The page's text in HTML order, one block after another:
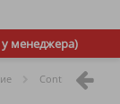
менеджера)
Continental